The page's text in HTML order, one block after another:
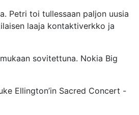
Petri toi tullessaan paljon uusia
laaja kontaktiverkko ja
sovitettuna. Nokia Big
Ellington’in Sacred Concert -